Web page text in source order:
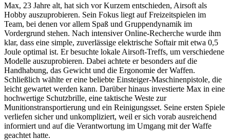
Max, 23 Jahre alt, hat sich vor Kurzem entschieden, Airsoft als
Hobby auszuprobieren. Sein Fokus liegt auf Freizeitspielen im
Team, bei denen vor allem Spaß und Gruppendynamik im
Vordergrund stehen. Nach intensiver Online-Recherche wurde ihm
klar, dass eine simple, zuverlässige elektrische Softair mit etwa 0,5
Joule optimal ist. Er besuchte lokale Airsoft-Treffs, um verschiedene
Modelle auszuprobieren. Dabei achtete er besonders auf die
Handhabung, das Gewicht und die Ergonomie der Waffen.
Schließlich wählte er eine beliebte Einsteiger-Maschinenpistole, die
leicht gewartet werden kann. Darüber hinaus investierte Max in eine
hochwertige Schutzbrille, eine taktische Weste zur
Munitionstransportierung und ein Reinigungsset. Seine ersten Spiele
verliefen sicher und unkompliziert, weil er sich vorab ausreichend
informiert und auf die Verantwortung im Umgang mit der Waffe
geachtet hatte.